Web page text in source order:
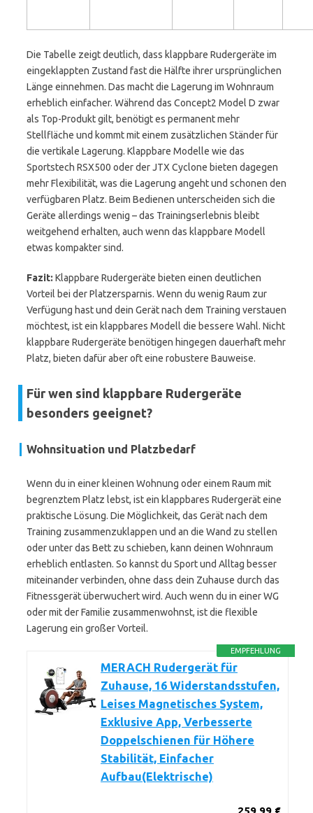
Die Tabelle zeigt deutlich, dass klappbare Rudergeräte im
eingeklappten Zustand fast die Hälfte ihrer ursprünglichen
Länge einnehmen. Das macht die Lagerung im Wohnraum
erheblich einfacher. Während das Concept2 Model D zwar
als Top-Produkt gilt, benötigt es permanent mehr
Stellfläche und kommt mit einem zusätzlichen Ständer für
die vertikale Lagerung. Klappbare Modelle wie das
Sportstech RSX500 oder der JTX Cyclone bieten dagegen
mehr Flexibilität, was die Lagerung angeht und schonen den
verfügbaren Platz. Beim Bedienen unterscheiden sich die
Geräte allerdings wenig – das Trainingserlebnis bleibt
weitgehend erhalten, auch wenn das klappbare Modell
etwas kompakter sind.
Fazit: Klappbare Rudergeräte bieten einen deutlichen
Vorteil bei der Platzersparnis. Wenn du wenig Raum zur
Verfügung hast und dein Gerät nach dem Training verstauen
möchtest, ist ein klappbares Modell die bessere Wahl. Nicht
klappbare Rudergeräte benötigen hingegen dauerhaft mehr
Platz, bieten dafür aber oft eine robustere Bauweise.
Für wen sind klappbare Rudergeräte
besonders geeignet?
Wohnsituation und Platzbedarf
Wenn du in einer kleinen Wohnung oder einem Raum mit
begrenztem Platz lebst, ist ein klappbares Rudergerät eine
praktische Lösung. Die Möglichkeit, das Gerät nach dem
Training zusammenzuklappen und an die Wand zu stellen
oder unter das Bett zu schieben, kann deinen Wohnraum
erheblich entlasten. So kannst du Sport und Alltag besser
miteinander verbinden, ohne dass dein Zuhause durch das
Fitnessgerät überwuchert wird. Auch wenn du in einer WG
oder mit der Familie zusammenwohnst, ist die flexible
Lagerung ein großer Vorteil.
EMPFEHLUNG
MERACH Rudergerät für
Zuhause, 16 Widerstandsstufen,
Leises Magnetisches System,
Exklusive App, Verbesserte
Doppelschienen für Höhere
Stabilität, Einfacher
Aufbau(Elektrische)
259,99 €